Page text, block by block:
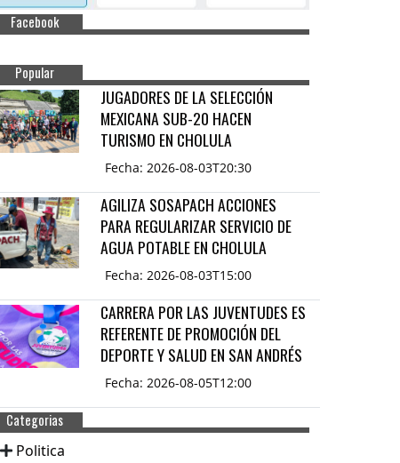
Facebook
Popular
JUGADORES DE LA SELECCIÓN
MEXICANA SUB-20 HACEN
TURISMO EN CHOLULA
Fecha: 2026-08-03T20:30
AGILIZA SOSAPACH ACCIONES
PARA REGULARIZAR SERVICIO DE
AGUA POTABLE EN CHOLULA
Fecha: 2026-08-03T15:00
CARRERA POR LAS JUVENTUDES ES
REFERENTE DE PROMOCIÓN DEL
DEPORTE Y SALUD EN SAN ANDRÉS
Fecha: 2026-08-05T12:00
Categorias
Politica